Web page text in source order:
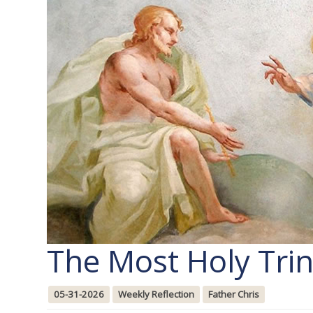
The Most Holy
05-31-2026 Weekly Reflection Father Chris